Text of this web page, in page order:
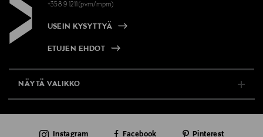
+358 9 1211(pvm/mpm)
USEIN KYSYTTYÄ
ETUJEN EHDOT
NÄYTÄ VALIKKO
Instagram Facebook Pinterest